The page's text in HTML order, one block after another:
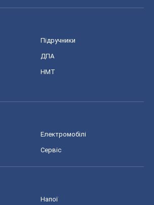
Підручники
ДПА
НМТ
Електромобілі
Сервіс
Напої